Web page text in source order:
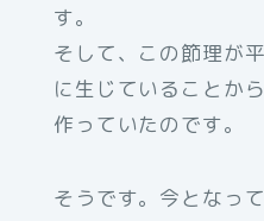
す。
そして、この節理が
に生じていることか
作っていたのです。
そうです。今となっ